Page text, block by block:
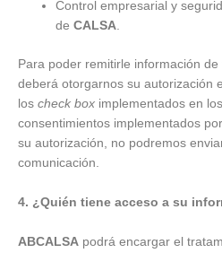
Control empresarial y
de CALSA
Para poder remitirle información
deberá otorgarnos su autorización
los check box implementados en
consentimientos implementados por
su autorización, no podremos
comunicación.
4. ¿Quién tiene acceso a su
ABCALSA podrá encargar el